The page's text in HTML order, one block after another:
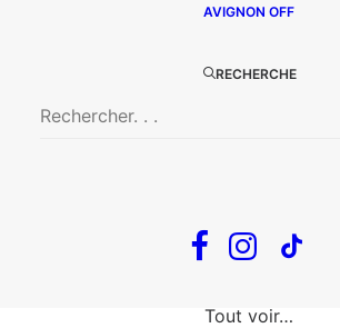
AVIGNON OFF
RECHERCHE
Le goût de la framboise
The Loop
Big Mother
Tout voir…